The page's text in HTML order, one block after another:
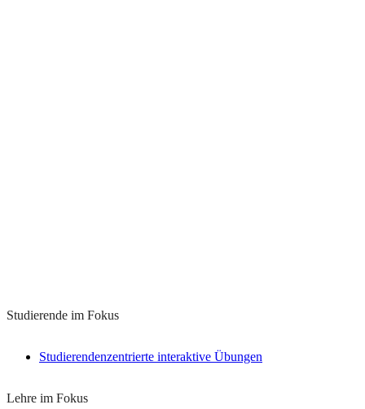
Studierende im Fokus
Studierendenzentrierte interaktive Übungen
Lehre im Fokus